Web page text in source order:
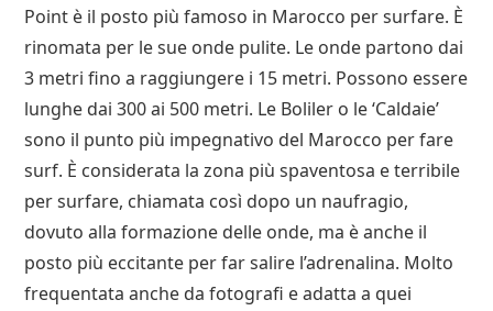
Point è il posto più famoso in Marocco per surfare. È
rinomata per le sue onde pulite. Le onde partono dai
3 metri fino a raggiungere i 15 metri. Possono essere
lunghe dai 300 ai 500 metri. Le Boliler o le ‘Caldaie’
sono il punto più impegnativo del Marocco per fare
surf. È considerata la zona più spaventosa e terribile
per surfare, chiamata così dopo un naufragio,
dovuto alla formazione delle onde, ma è anche il
posto più eccitante per far salire l’adrenalina. Molto
frequentata anche da fotografi e adatta a quei